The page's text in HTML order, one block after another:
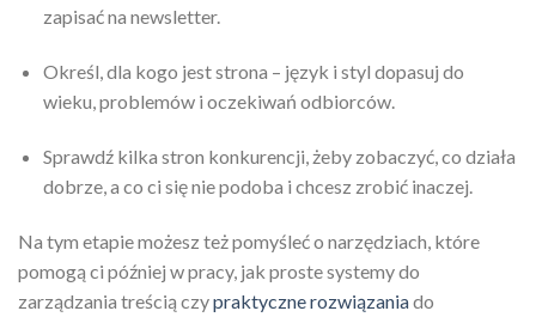
zapisać na newsletter.
Określ, dla kogo jest strona – język i styl dopasuj do
wieku, problemów i oczekiwań odbiorców.
Sprawdź kilka stron konkurencji, żeby zobaczyć, co działa
dobrze, a co ci się nie podoba i chcesz zrobić inaczej.
Na tym etapie możesz też pomyśleć o narzędziach, które
pomogą ci później w pracy, jak proste systemy do
zarządzania treścią czypraktyczne rozwiązaniado